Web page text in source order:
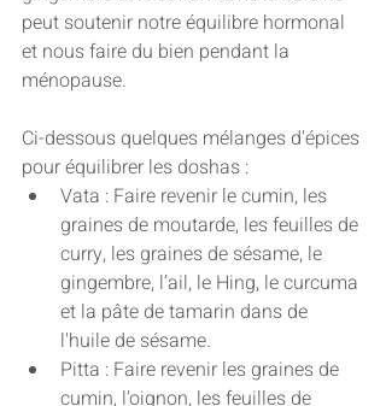
peut soutenir notre équilibre hormonal
et nous faire du bien pendant la
ménopause.
Ci-dessous quelques mélanges d'épices
pour équilibrer les doshas :
Vata : Faire revenir le cumin, les
graines de moutarde, les feuilles de
curry, les graines de sésame, le
gingembre, l’ail, le Hing, le curcuma
et la pâte de tamarin dans de
l'huile de sésame.
Pitta : Faire revenir les graines de
cumin, l'oignon, les feuilles de